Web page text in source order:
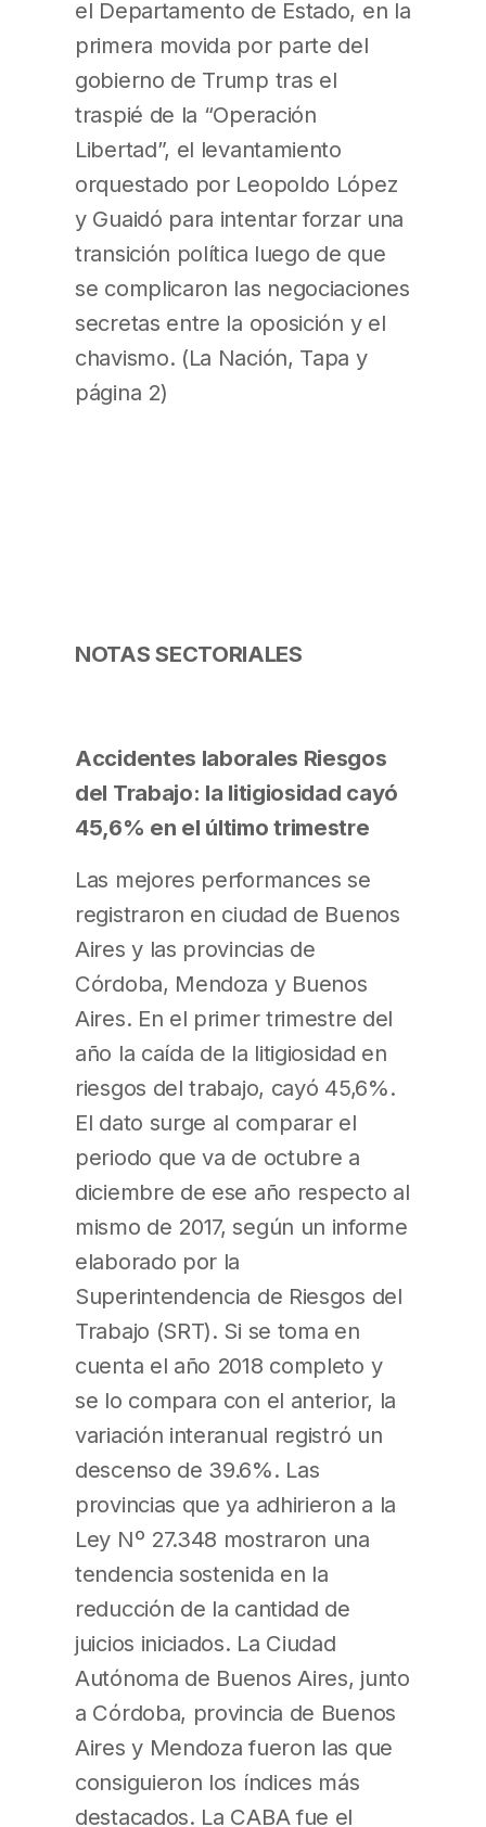
el Departamento de Estado, en la
primera movida por parte del
gobierno de Trump tras el
traspié de la “Operación
Libertad”, el levantamiento
orquestado por Leopoldo López
y Guaidó para intentar forzar una
transición política luego de que
se complicaron las negociaciones
secretas entre la oposición y el
chavismo. (La Nación, Tapa y
página 2)
NOTAS SECTORIALES
Accidentes laborales Riesgos
del Trabajo: la litigiosidad cayó
45,6% en el último trimestre
Las mejores performances se
registraron en ciudad de Buenos
Aires y las provincias de
Córdoba, Mendoza y Buenos
Aires. En el primer trimestre del
año la caída de la litigiosidad en
riesgos del trabajo, cayó 45,6%.
El dato surge al comparar el
periodo que va de octubre a
diciembre de ese año respecto al
mismo de 2017, según un informe
elaborado por la
Superintendencia de Riesgos del
Trabajo (SRT). Si se toma en
cuenta el año 2018 completo y
se lo compara con el anterior, la
variación interanual registró un
descenso de 39.6%. Las
provincias que ya adhirieron a la
Ley Nº 27.348 mostraron una
tendencia sostenida en la
reducción de la cantidad de
juicios iniciados. La Ciudad
Autónoma de Buenos Aires, junto
a Córdoba, provincia de Buenos
Aires y Mendoza fueron las que
consiguieron los índices más
destacados. La CABA fue el